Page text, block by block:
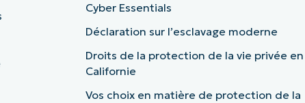
Cyber Essentials
Déclaration sur l’esclavage moderne
Droits de la protection de la vie privée en
Californie
Vos choix en matière de protection de la